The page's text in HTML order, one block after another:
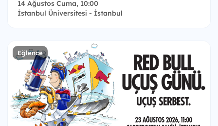
14 Ağustos Cuma, 10:00
İstanbul Üniversitesi - İstanbul
Eğlence